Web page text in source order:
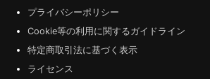
プライバシーポリシー
Cookie等の利用に関するガイドライン
特定商取引法に基づく表示
ライセンス